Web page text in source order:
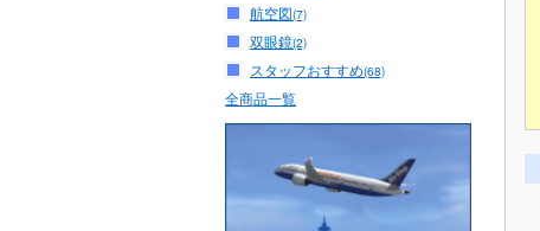
航空図(7)
双眼鏡(2)
スタッフおすすめ(68)
全商品一覧